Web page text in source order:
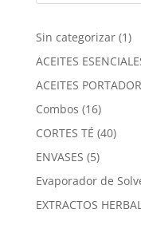
Sin categorizar 11
ACEITES
ACEITES
Combos 1616
CORTES TÉ 4040
ENVASES 55
Evaporador de
EXTRACTOS